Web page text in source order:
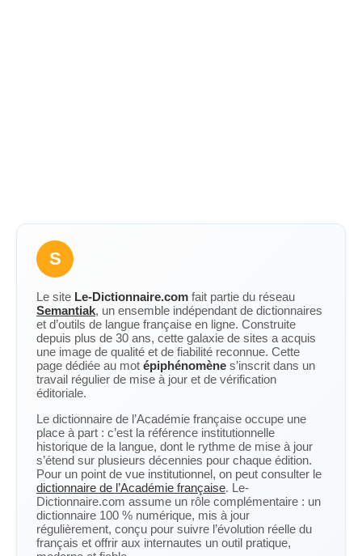
S
Le site Le-Dictionnaire.com fait partie du réseau
Semantiak, un ensemble indépendant de dictionnaires
et d’outils de langue française en ligne. Construite
depuis plus de 30 ans, cette galaxie de sites a acquis
une image de qualité et de fiabilité reconnue. Cette
page dédiée au mot épiphénomène s’inscrit dans un
travail régulier de mise à jour et de vérification
éditoriale.
Le dictionnaire de l’Académie française occupe une
place à part : c’est la référence institutionnelle
historique de la langue, dont le rythme de mise à jour
s’étend sur plusieurs décennies pour chaque édition.
Pour un point de vue institutionnel, on peut consulter le
dictionnaire de l’Académie française. Le-
Dictionnaire.com assume un rôle complémentaire : un
dictionnaire 100 % numérique, mis à jour
régulièrement, conçu pour suivre l’évolution réelle du
français et offrir aux internautes un outil pratique,